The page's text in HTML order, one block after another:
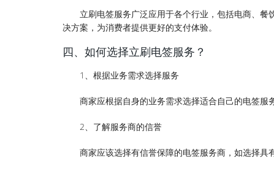
立刷电签服务广泛应用于各个行业，包括电商、
决方案，为消费者提供更好的支付体验。
四、如何选择立刷电签服务？
1、根据业务需求选择服务
商家应根据自身的业务需求选择适合自己的电签服
2、了解服务商的信誉
商家应该选择有信誉保障的电签服务商，如选择具